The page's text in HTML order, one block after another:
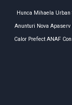
Hunca Mihaela Urban
Anunturi Nova Apaserv
Calor Prefect ANAF